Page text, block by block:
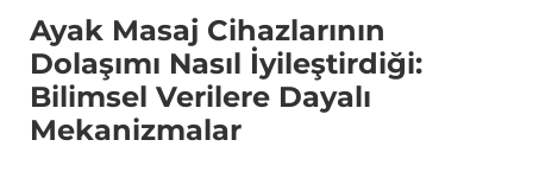
Ayak Masaj Cihazlarının
Dolaşımı Nasıl İyileştirdiği:
Bilimsel Verilere Dayalı
Mekanizmalar